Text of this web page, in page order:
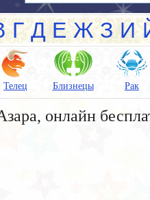
Г Д Е Ж З И
Телец Близнецы Рак
онлайн